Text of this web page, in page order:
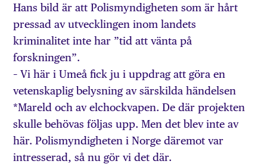
Hans bild är att Polismyndigheten som är hårt
pressad av utvecklingen inom landets
kriminalitet inte har ”tid att vänta på
forskningen”.
– Vi här i Umeå fick ju i uppdrag att göra en
vetenskaplig belysning av särskilda händelsen
*Mareld och av elchockvapen. De där projekten
skulle behövas följas upp. Men det blev inte av
här. Polismyndigheten i Norge däremot var
intresserad, så nu gör vi det där.